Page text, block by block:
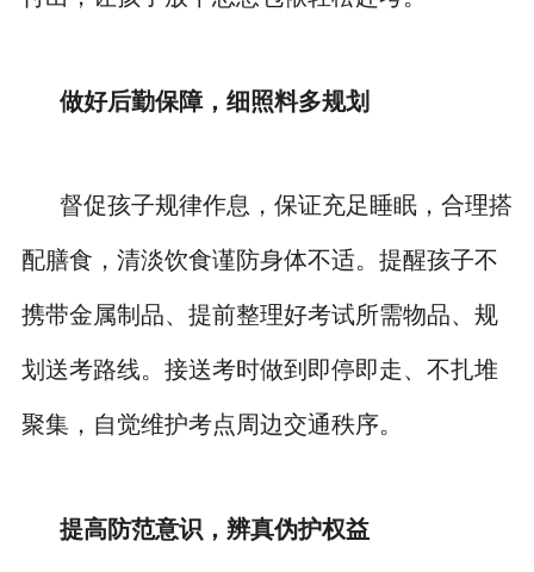
做好后勤保障，细照料多规划
督促孩子规律作息，保证充足睡眠，合理搭
配膳食，清淡饮食谨防身体不适。提醒孩子不
携带金属制品、提前整理好考试所需物品、规
划送考路线。接送考时做到即停即走、不扎堆
聚集，自觉维护考点周边交通秩序。
提高防范意识，辨真伪护权益